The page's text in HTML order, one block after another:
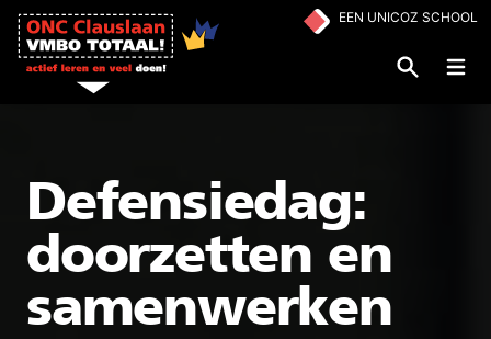
Ga naar de inhoud EEN UNICOZ SCHOOL
Defensiedag:
doorzetten en
samenwerken